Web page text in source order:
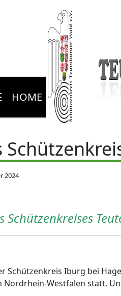
HOME NEWS
2024
Schützenkreises
Schützenkreis Iburg bei
Nordrhein-Westfalen statt.